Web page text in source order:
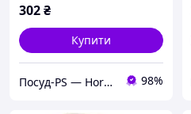
302₴
Купити
Посуд-PS — Horeca Посуд Подарунки 98%